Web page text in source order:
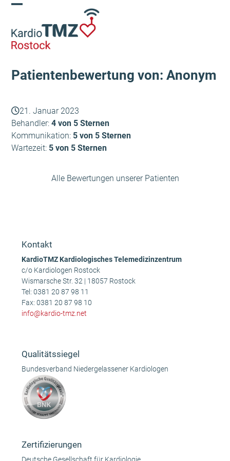
Skip
content
mobile
menu
mobile
menu
Patientenbewertung von: Anonym
21. Januar 2023
Behandler:4 von 5 Sternen
Kommunikation: 5 von 5 Sternen
Wartezeit: 5 von 5 Sternen
Alle Bewertungen unserer Patienten
Kontakt
KardioTMZ Kardiologisches Telemedizinzentrum
c/o Kardiologen Rostock
Wismarsche Str. 32 | 18057 Rostock
Tel:0381 20 87 98 11
Fax: 0381 20 87 98 10
info@kardio-tmz.net
Qualitätssiegel
Bundesverband Niedergelassener Kardiologen
Zertifizierungen